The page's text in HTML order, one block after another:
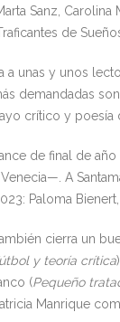
Sanz,
de
a unas y unos
demandadas son
crítico y poesía
de final de
Venecia—. A
Paloma
cierra un
y teoría crítica
(Pequeño
Manrique